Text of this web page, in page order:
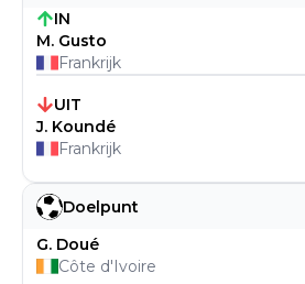
Doelpunt
G. Doué
Côte d'Ivoire
IN
M. Gusto
Frankrijk
UIT
J. Koundé
Frankrijk